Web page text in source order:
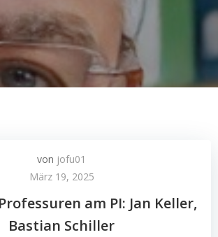
von jofu01
März 19, 2025
am PI: Jan Keller,
Bastian Schiller